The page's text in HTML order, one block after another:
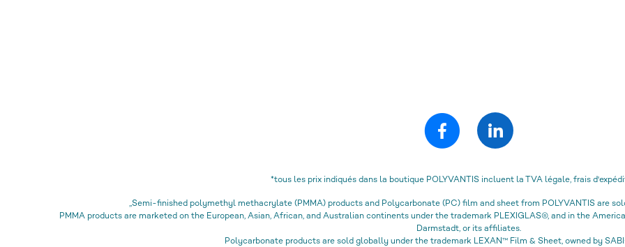
*tous les prix indiqués dans la boutique POLYVANTIS incluent la TVA légale, frais
„Semi-finished polymethyl methacrylate (PMMA) products and Polycarbonate (PC) film and sheet from POLYVANTIS are
PMMA products are marketed on the European, Asian, African, and Australian continents under the trademark PLEXIGLAS®, and in the
Darmstadt, or its affiliates.
Polycarbonate products are sold globally under the trademark LEXAN™ Film & Sheet, owned by